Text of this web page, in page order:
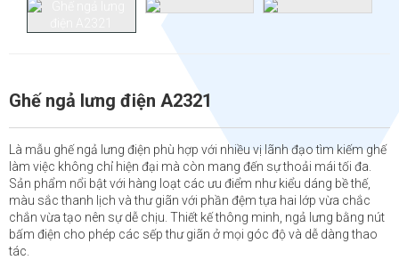
Ghế ngả lưng điện A2321
Là mẫu ghế ngả lưng điện phù hợp với nhiều vị lãnh đạo tìm kiếm ghế
làm việc không chỉ hiện đại mà còn mang đến sự thoải mái tối đa.
Sản phẩm nổi bật với hàng loạt các ưu điểm như kiểu dáng bề thế,
màu sắc thanh lịch và thư giãn với phần đệm tựa hai lớp vừa chắc
chắn vừa tạo nên sự dễ chịu. Thiết kế thông minh, ngả lưng bằng nút
bấm điện cho phép các sếp thư giãn ở mọi góc độ và dễ dàng thao
tác.